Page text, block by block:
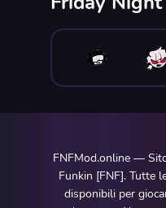
FNFMod.online —
Funkin [FNF]. Tutte
disponibili per